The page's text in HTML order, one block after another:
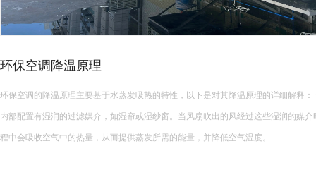
环保空调降温原理
环保空调的降温原理主要基于水蒸发吸热的特性，以下是对其降温原理的详细解释： 一、核心原理 环保空调
内部配置有湿润的过滤媒介，如湿帘或湿纱窗。当风扇吹出的风经过这些湿润的媒
程中会吸收空气中的热量，从而提供蒸发所需的能量，并降低空气温度。 ...